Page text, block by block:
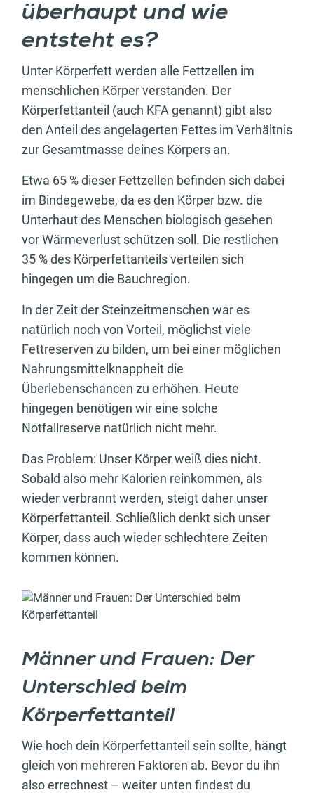
überhaupt und wie
entsteht es?
Unter Körperfett werden alle Fettzellen im
menschlichen Körper verstanden. Der
Körperfettanteil (auch KFA genannt) gibt also
den Anteil des angelagerten Fettes im Verhältnis
zur Gesamtmasse deines Körpers an.
Etwa 65 % dieser Fettzellen befinden sich dabei
im Bindegewebe, da es den Körper bzw. die
Unterhaut des Menschen biologisch gesehen
vor Wärmeverlust schützen soll. Die restlichen
35 % des Körperfettanteils verteilen sich
hingegen um die Bauchregion.
In der Zeit der Steinzeitmenschen war es
natürlich noch von Vorteil, möglichst viele
Fettreserven zu bilden, um bei einer möglichen
Nahrungsmittelknappheit die
Überlebenschancen zu erhöhen. Heute
hingegen benötigen wir eine solche
Notfallreserve natürlich nicht mehr.
Das Problem: Unser Körper weiß dies nicht.
Sobald also mehr Kalorien reinkommen, als
wieder verbrannt werden, steigt daher unser
Körperfettanteil. Schließlich denkt sich unser
Körper, dass auch wieder schlechtere Zeiten
kommen können.
Männer und Frauen: Der
Unterschied beim
Körperfettanteil
Wie hoch dein Körperfettanteil sein sollte, hängt
gleich von mehreren Faktoren ab. Bevor du ihn
also errechnest – weiter unten findest du